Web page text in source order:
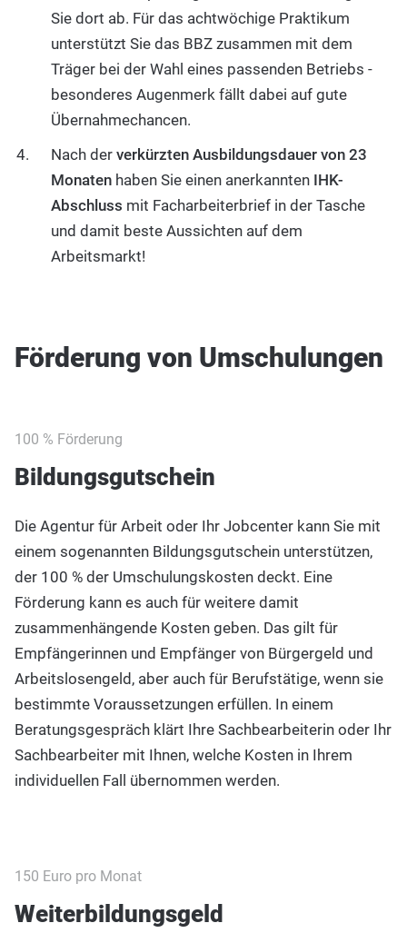
Sie dort ab. Für das achtwöchige Praktikum
unterstützt Sie das BBZ zusammen mit dem
Träger bei der Wahl eines passenden Betriebs -
besonderes Augenmerk fällt dabei auf gute
Übernahmechancen.
Nach der verkürzten Ausbildungsdauer von 23
Monaten haben Sie einen anerkannten IHK-
Abschluss mit Facharbeiterbrief in der Tasche
und damit beste Aussichten auf dem
Arbeitsmarkt!
Förderung von Umschulungen
100 % Förderung
Bildungsgutschein
Die Agentur für Arbeit oder Ihr Jobcenter kann Sie mit
einem sogenannten Bildungsgutschein unterstützen,
der 100 % der Umschulungskosten deckt. Eine
Förderung kann es auch für weitere damit
zusammenhängende Kosten geben. Das gilt für
Empfängerinnen und Empfänger von Bürgergeld und
Arbeitslosengeld, aber auch für Berufstätige, wenn sie
bestimmte Voraussetzungen erfüllen. In einem
Beratungsgespräch klärt Ihre Sachbearbeiterin oder Ihr
Sachbearbeiter mit Ihnen, welche Kosten in Ihrem
individuellen Fall übernommen werden.
150 Euro pro Monat
Weiterbildungsgeld